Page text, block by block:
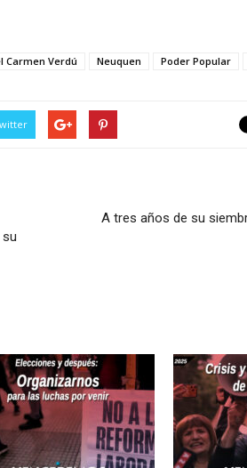
Carmen Verdú Neuquen Poder Popular
A tres años de su